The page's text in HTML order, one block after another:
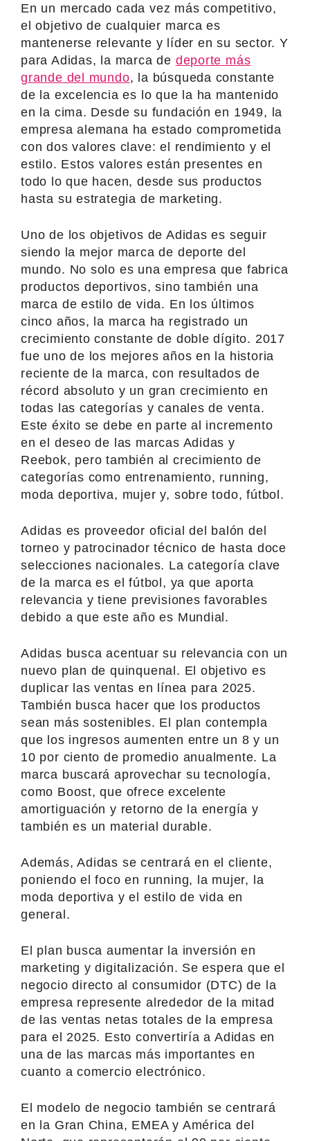
En un mercado cada vez más competitivo,
el objetivo de cualquier marca es
mantenerse relevante y líder en su sector. Y
para Adidas, la marca de deporte más
grande del mundo, la búsqueda constante
de la excelencia es lo que la ha mantenido
en la cima. Desde su fundación en 1949, la
empresa alemana ha estado comprometida
con dos valores clave: el rendimiento y el
estilo. Estos valores están presentes en
todo lo que hacen, desde sus productos
hasta su estrategia de marketing.
Uno de los objetivos de Adidas es seguir
siendo la mejor marca de deporte del
mundo. No solo es una empresa que fabrica
productos deportivos, sino también una
marca de estilo de vida. En los últimos
cinco años, la marca ha registrado un
crecimiento constante de doble dígito. 2017
fue uno de los mejores años en la historia
reciente de la marca, con resultados de
récord absoluto y un gran crecimiento en
todas las categorías y canales de venta.
Este éxito se debe en parte al incremento
en el deseo de las marcas Adidas y
Reebok, pero también al crecimiento de
categorías como entrenamiento, running,
moda deportiva, mujer y, sobre todo, fútbol.
Adidas es proveedor oficial del balón del
torneo y patrocinador técnico de hasta doce
selecciones nacionales. La categoría clave
de la marca es el fútbol, ya que aporta
relevancia y tiene previsiones favorables
debido a que este año es Mundial.
Adidas busca acentuar su relevancia con un
nuevo plan de quinquenal. El objetivo es
duplicar las ventas en línea para 2025.
También busca hacer que los productos
sean más sostenibles. El plan contempla
que los ingresos aumenten entre un 8 y un
10 por ciento de promedio anualmente. La
marca buscará aprovechar su tecnología,
como Boost, que ofrece excelente
amortiguación y retorno de la energía y
también es un material durable.
Además, Adidas se centrará en el cliente,
poniendo el foco en running, la mujer, la
moda deportiva y el estilo de vida en
general.
El plan busca aumentar la inversión en
marketing y digitalización. Se espera que el
negocio directo al consumidor (DTC) de la
empresa represente alrededor de la mitad
de las ventas netas totales de la empresa
para el 2025. Esto convertiría a Adidas en
una de las marcas más importantes en
cuanto a comercio electrónico.
El modelo de negocio también se centrará
en la Gran China, EMEA y América del